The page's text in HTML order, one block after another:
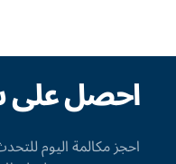
احصل على
احجز مكالمة اليوم